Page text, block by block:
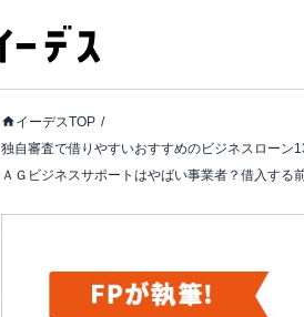
イーデスTOP
独自審査で借りやすいおすすめのビジネスローン
ＡＧビジネスサポートはやばい事業者？借入する